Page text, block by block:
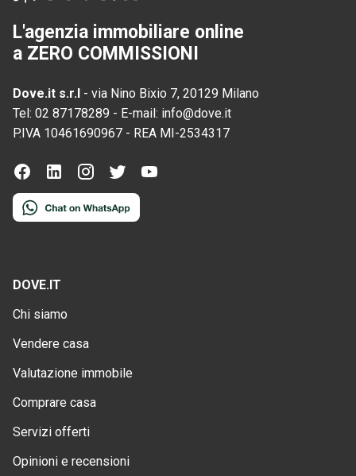
L'agenzia immobiliare online
a ZERO COMMISSIONI
Dove.it s.r.l - via Nino Bixio 7, 20129 Milano
Tel: 02 87178289 - E-mail: info@dove.it
P.IVA 10461690967 - REA MI-2534317
DOVE.IT
Chi siamo
Vendere casa
Valutazione immobile
Comprare casa
Servizi offerti
Opinioni e recensioni